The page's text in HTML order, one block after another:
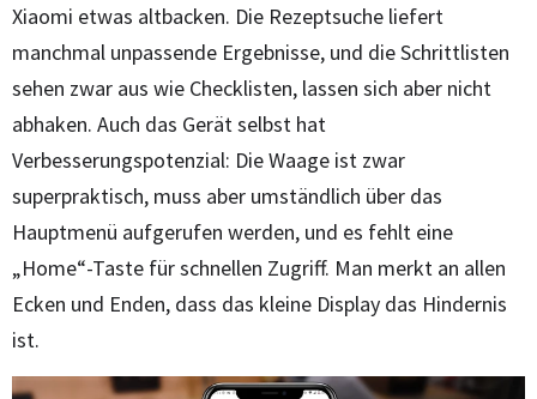
Xiaomi etwas altbacken. Die Rezeptsuche liefert
manchmal unpassende Ergebnisse, und die Schrittlisten
sehen zwar aus wie Checklisten, lassen sich aber nicht
abhaken. Auch das Gerät selbst hat
Verbesserungspotenzial: Die Waage ist zwar
superpraktisch, muss aber umständlich über das
Hauptmenü aufgerufen werden, und es fehlt eine
„Home“-Taste für schnellen Zugriff. Man merkt an allen
Ecken und Enden, dass das kleine Display das Hindernis
ist.